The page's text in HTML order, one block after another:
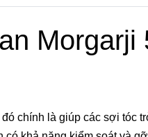
Morgarji
chính là giúp các sợi tóc